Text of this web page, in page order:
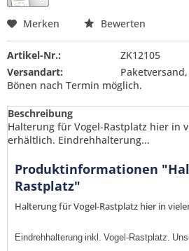
Merken Bewerten
Artikel-Nr.:
ZK12105
Versandart:
Bönen nach Termin möglich.
Beschreibung
Halterung für Vogel-Rastplatz hier in
erhältlich. Eindrehhalterung...
Produktinformationen
Rastplatz"
Halterung für Vogel-Rastplatz hier in
Eindrehhalterung inkl . Vogel -Rastplatz.